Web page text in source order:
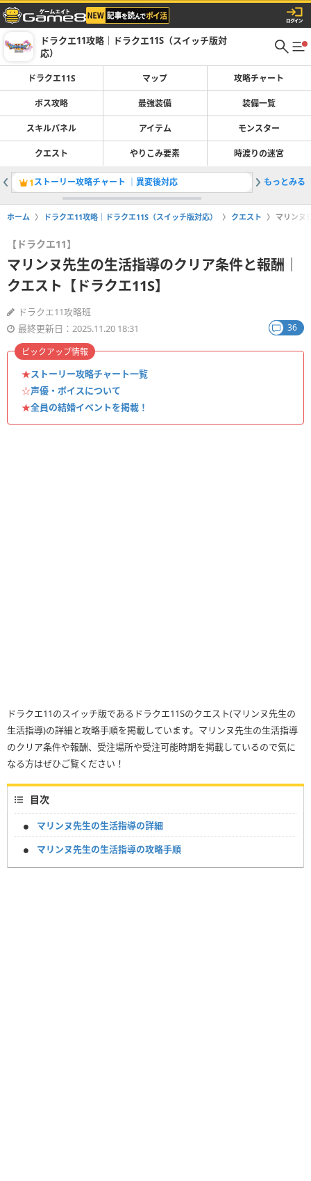
ドラクエ11攻略｜ドラクエ11S（スイッチ版対
応）
ドラクエ11S マップ 攻略チャート
ボス攻略 最強装備 装備一覧
スキルパネル アイテム モンスター
クエスト やりこみ要素 時渡りの迷宮
1ストーリー攻略チャート ｜異変後対応 2片手剣の
もっとみる
ホーム ドラクエ11攻略｜ドラクエ11S（スイッチ版対応） クエスト マリンヌ
【ドラクエ11】
マリンヌ先生の生活指導のクリア条件と報酬｜
クエスト【ドラクエ11S】
ドラクエ11攻略班
最終更新日：2025.11.20 18:31
36
★ストーリー攻略チャート一覧
☆声優・ボイスについて
★全員の結婚イベントを掲載！
ピックアップ情報
ドラクエ11のスイッチ版であるドラクエ11Sのクエスト(マリンヌ先生の
生活指導)の詳細と攻略手順を掲載しています。マリンヌ先生の生活指導
のクリア条件や報酬、受注場所や受注可能時期を掲載しているので気に
なる方はぜひご覧ください！
目次
マリンヌ先生の生活指導の詳細
マリンヌ先生の生活指導の攻略手順